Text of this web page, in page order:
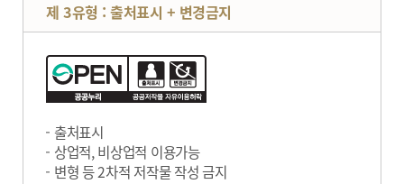
제 3유형 : 출처표시 + 변경금지
출처표시
상업적, 비상업적 이용가능
변형 등 2차적 저작물 작성 금지